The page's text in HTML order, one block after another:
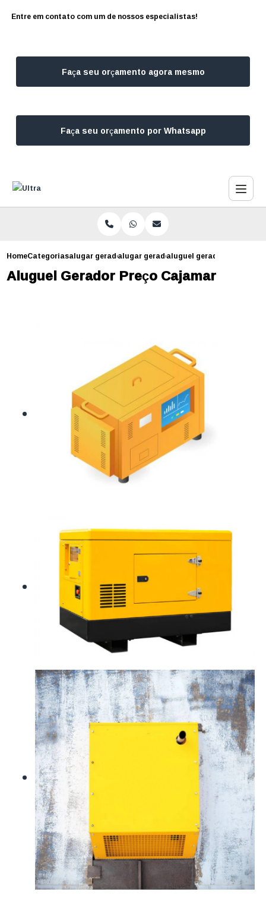
Entre em contato com um de nossos especialistas!
Faça seu orçamento agora mesmo
Faça seu orçamento por Whatsapp
HomeCategoriasalugar geradoresalugar gerador de energia campo belo
aluguel gerador preco
Aluguel Gerador Preço Cajamar